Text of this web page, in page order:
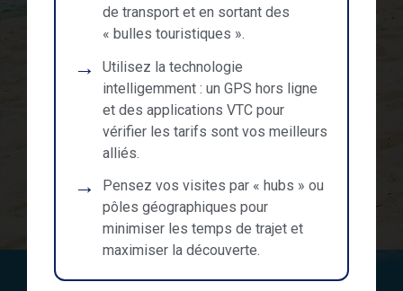
de transport et en sortant des
« bulles touristiques ».
Utilisez la technologie
intelligemment : un GPS hors ligne
et des applications VTC pour
vérifier les tarifs sont vos meilleurs
alliés.
Pensez vos visites par « hubs » ou
pôles géographiques pour
minimiser les temps de trajet et
maximiser la découverte.